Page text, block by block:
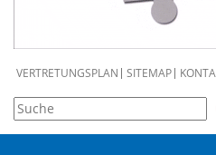
VERTRETUNGSPLAN SITEMAP